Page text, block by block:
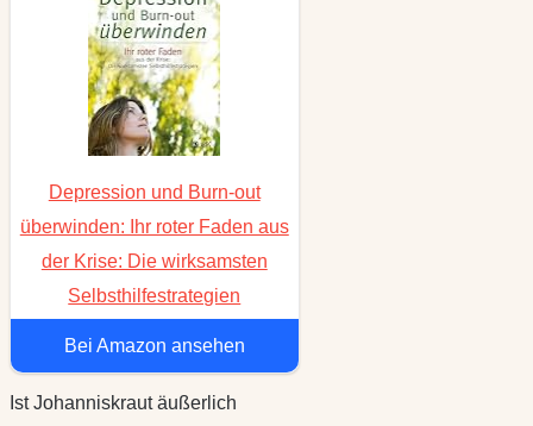
Depression und Burn-out
überwinden: Ihr roter Faden aus
der Krise: Die wirksamsten
Selbsthilfestrategien
Bei Amazon ansehen
Ist Johanniskraut äußerlich